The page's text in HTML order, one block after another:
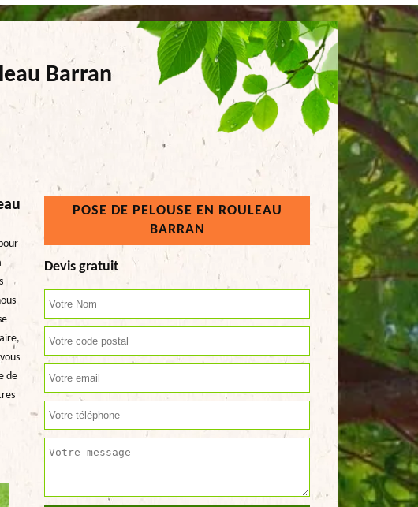
Barran
de
POSE DE PELOUSE EN ROULEAU
BARRAN
Devis gratuit